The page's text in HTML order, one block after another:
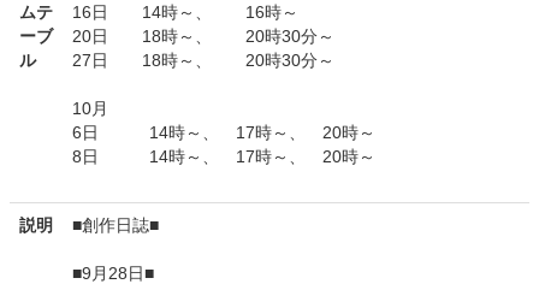
ムテ
ーブ
ル
16日 14時～、 16時～
20日 18時～、 20時30分～
27日 18時～、 20時30分～
10月
6日 14時～、 17時～、 20時～
8日 14時～、 17時～、 20時～
説明 ■創作日誌■
■9月28日■